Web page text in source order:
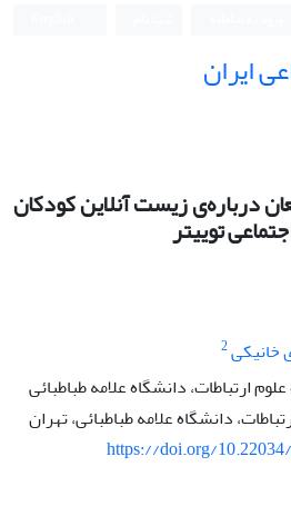
ایران
درباره‌ی زیست آنلاین کودکان
توییتر
خانیکی2
ارتباطات، دانشگاه علامه طباطبائی
دانشگاه علامه طباطبائی، تهران
https://doi.org/